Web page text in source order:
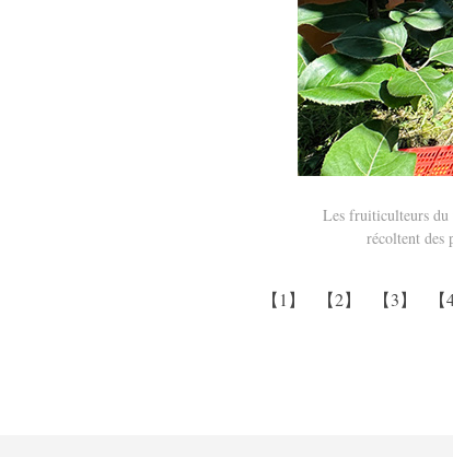
Les fruiticulteurs du
récoltent des
【1】 【2】 【3】